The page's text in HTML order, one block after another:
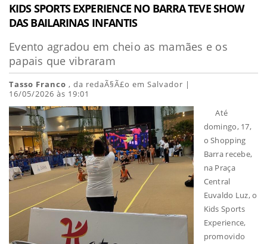
KIDS SPORTS EXPERIENCE NO BARRA TEVE SHOW
DAS BAILARINAS INFANTIS
Evento agradou em cheio as mamães e os
papais que vibraram
Tasso Franco , da redaÃ§Ã£o em Salvador |
16/05/2026 às 19:01
Até
domingo, 17,
o Shopping
Barra recebe,
na Praça
Central
Euvaldo Luz, o
Kids Sports
Experience,
promovido